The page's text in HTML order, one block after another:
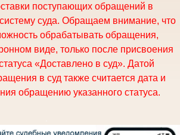
поступающих обращений в
суда. Обращаем внимание, что
обрабатывать обращения,
виде, только после присвоения
«Доставлено в суд». Датой
в суд также считается дата и
обращению указанного статуса.